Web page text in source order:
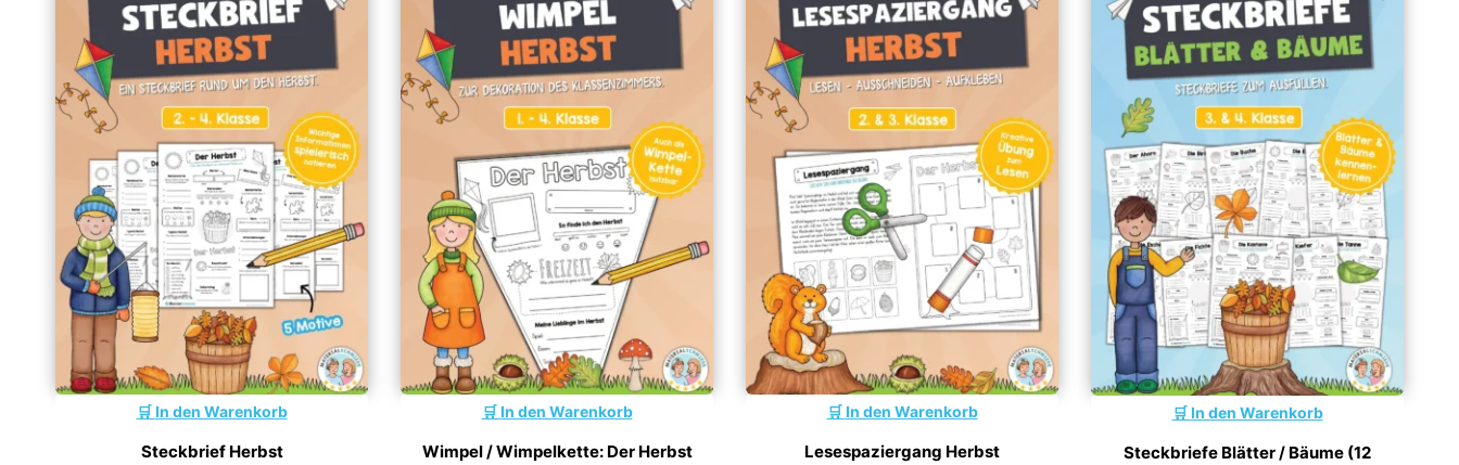
In den Warenkorb
Steckbrief Herbst
In den Warenkorb
Wimpel / Wimpelkette: Der Herbst
In den Warenkorb
Lesespaziergang Herbst
In den Warenkorb
Steckbriefe Blätter / Bäume (12